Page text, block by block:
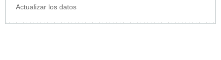
Actualizar los datos